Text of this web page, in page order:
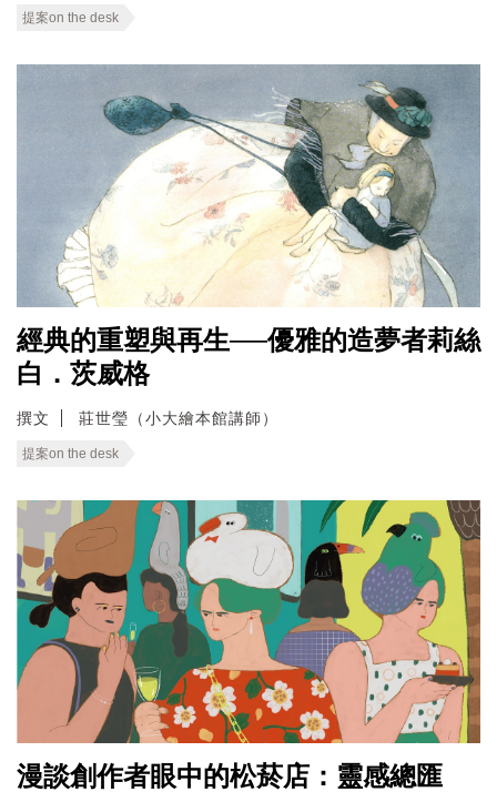
提案on the desk
經典的重塑與再生──優雅的造夢者莉絲
白．茨威格
撰文 莊世瑩（小大繪本館講師）
提案on the desk
漫談創作者眼中的松菸店：靈感總匯